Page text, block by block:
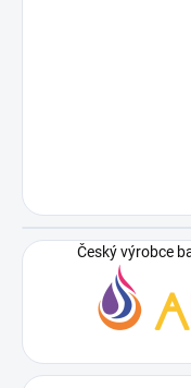
Český výrobce